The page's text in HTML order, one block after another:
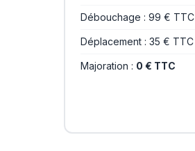
Débouchage : 99 € TTC
Déplacement : 35 € TTC
Majoration : 0 € TTC